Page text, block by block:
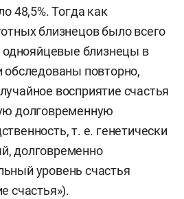
48,5%. Тогда как
близнецов было всего
однояйцевые близнецы в
обследованы повторно,
восприятие счастья
долговременную
т. е. генетически
долговременно
уровень счастья
счастья»).